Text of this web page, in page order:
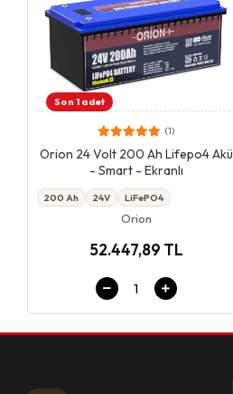
Son 1 adet
(1)
Orion 24 Volt 200 Ah Lifepo4 Akü
- Smart - Ekranlı
200 Ah 24V LiFePO4
Orion
52.447,89 TL